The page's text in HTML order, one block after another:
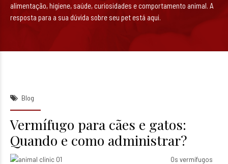
alimentação, higiene, saúde, curiosidades e comportamento animal. A
resposta para a sua dúvida sobre seu pet está aqui.
Blog
Vermífugo para cães e gatos:
Quando e como administrar?
Os vermífugos